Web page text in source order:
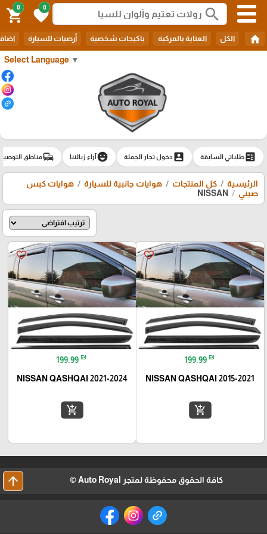
Select Language ▼
search
0
favorite
0
shopping_cart
home الكل العناية بالمركبة باكيجات شخصية أرضيات للسيارة
ballotطلباتي السابقة account_boxدخول تجار الجملة emoji_emotionsآراء زبائننا commuteمناطق
الرئيسية كل المنتجات هوايات جانبية للسيارة
هوايات كبس
صيني
NISSAN
favorite_border
199.99 ₪
NISSAN QASHQAI 2015-2021
add_shopping_cart
favorite_border
199.99 ₪
NISSAN QASHQAI 2021-2024
add_shopping_cart
كافة الحقوق محفوظة لمتجر Auto Royal © arrow_upward